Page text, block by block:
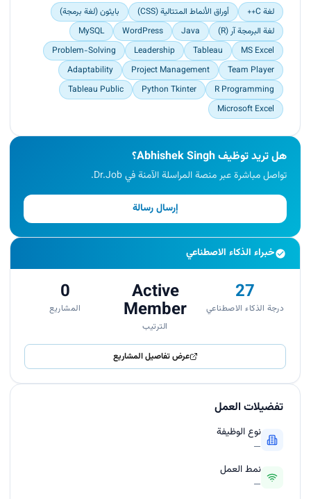
لغة C++ أوراق الأنماط المتتالية (CSS)
بايثون (لغة برمجة)
لغة البرمجة آر (R)
Java
WordPress
MySQL
MS Excel
Tableau
Leadership
Problem-Solving
Team Player
Project Management
Adaptability
R Programming
Python Tkinter
Tableau Public
Microsoft Excel
هل تريد توظيف Abhishek Singh؟
تواصل مباشرة عبر منصة المراسلة الآمنة في Dr.Job.
إرسال رسالة
خبراء الذكاء الاصطناعي
27
درجة الذكاء الاصطناعي
Active
Member
الترتيب
0
المشاريع
عرض تفاصيل المشاريع
تفضيلات العمل
نوع الوظيفة
—
نمط العمل
—